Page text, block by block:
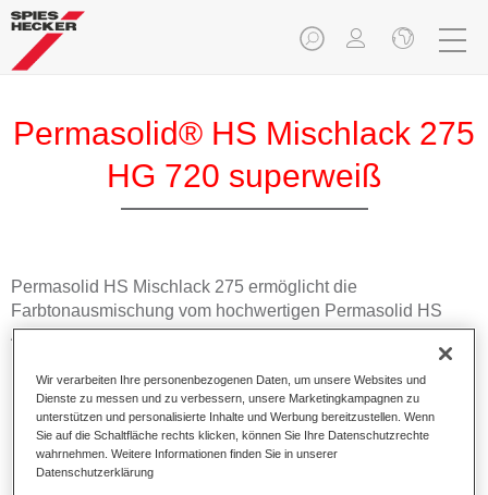
Permasolid® HS Mischlack 275
HG 720 superweiß
Permasolid HS Mischlack 275 ermöglicht die
Farbtonausmischung vom hochwertigen Permasolid HS
Autolack 275 mit allen Uni-Farbtönen für die Pkw-
Produktmerkmale
Erlaubt eine einfache und schnelle Verarbeitung in 1,5
Spritzgängen.
Ermöglicht schnelle Trocknungszeiten.
Wir verarbeiten Ihre personenbezogenen Daten, um unsere Websites und
Dienste zu messen und zu verbessern, unsere Marketingkampagnen zu
unterstützen und personalisierte Inhalte und Werbung bereitzustellen. Wenn
Sie auf die Schaltfläche rechts klicken, können Sie Ihre Datenschutzrechte
wahrnehmen. Weitere Informationen finden Sie in unserer
Datenschutzerklärung